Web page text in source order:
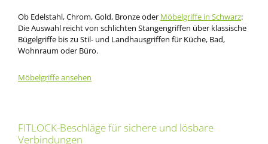
Ob Edelstahl, Chrom, Gold, Bronze oder Möbelgriffe in Schwarz:
Die Auswahl reicht von schlichten Stangengriffen über klassische
Bügelgriffe bis zu Stil- und Landhausgriffen für Küche, Bad,
Wohnraum oder Büro.
Möbelgriffe ansehen
FITLOCK-Beschläge für sichere und lösbare
Verbindungen